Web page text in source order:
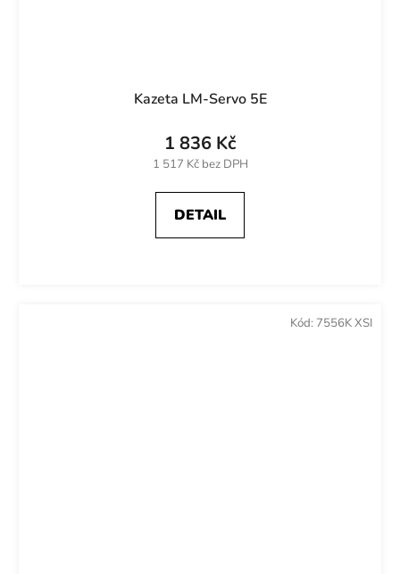
Kazeta LM-Servo 5E
1 517 Kč bez DPH
1 836 Kč
DETAIL
Kód: 7556K XSI